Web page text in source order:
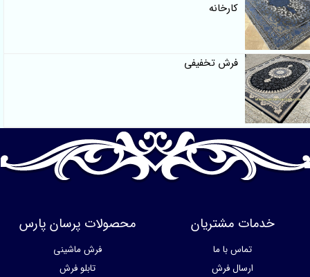
کارخانه
فرش تخفیفی
مشتریان
تماس با ما
ارسال فرش
محصولات پرسان پارس
فرش ماشینی